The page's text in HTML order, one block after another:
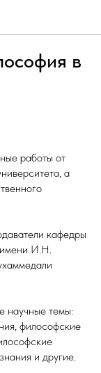
в
работы от
а
кафедры
имени И.Н.
научные темы:
философские
и другие.